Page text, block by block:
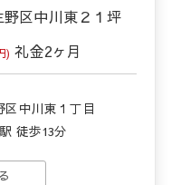
区中川東２１坪
) 礼金2ヶ月
中川東１丁目
徒歩13分